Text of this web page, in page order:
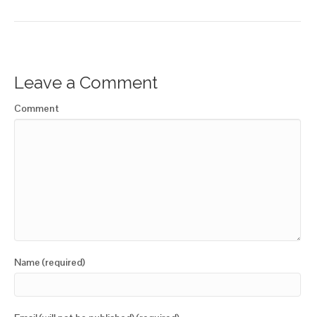
Leave a Comment
Comment
Name (required)